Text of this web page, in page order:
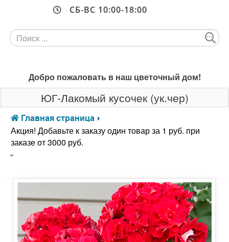
СБ-ВС 10:00-18:00
Добро пожаловать в наш цветочный дом!
ЮГ-Лакомый кусочек (ук.чер)
Главная страница
Акция! Добавьте к заказу один товар за 1 руб. при
заказе от 3000 руб.